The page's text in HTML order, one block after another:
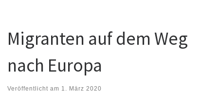
Migranten auf dem Weg
nach Europa
Veröffentlicht am 1. März 2020